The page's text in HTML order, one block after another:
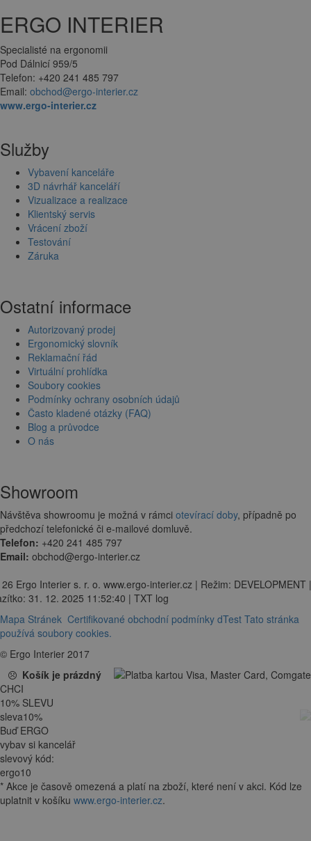
ERGO INTERIER
Specialisté na ergonomii
Pod Dálnicí 959/5
Telefon: +420 241 485 797
Email: obchod@ergo-interier.cz
www.ergo-interier.cz
Služby
Vybavení kanceláře
3D návrhář kanceláří
Vizualizace a realizace
Klientský servis
Vrácení zboží
Testování
Záruka
Ostatní informace
Autorizovaný prodej
Ergonomický slovník
Reklamační řád
Virtuální prohlídka
Soubory cookies
Podmínky ochrany osobních údajů
Často kladené otázky (FAQ)
Blog a průvodce
O nás
Showroom
Návštěva showroomu je možná v rámci otevírací doby, případně po
předchozí telefonické či e-mailové domluvě.
Telefon: +420 241 485 797
Email: obchod@ergo-interier.cz
Ergo Interier s. r. o. www.ergo-interier.cz | Režim: DEVELOPMENT |
31. 12. 2025 11:52:40 | TXT log
Mapa Stránek Certifikované obchodní podmínky dTest Tato stránka
používá soubory cookies.
© Ergo Interier 2017
Košík je prázdný
CHCI
10% SLEVU
sleva10%
Buď ERGO
vybav si kancelář
slevový kód:
ergo10
* Akce je časově omezená a platí na zboží, které není v akci. Kód lze
uplatnit v košíku www.ergo-interier.cz.